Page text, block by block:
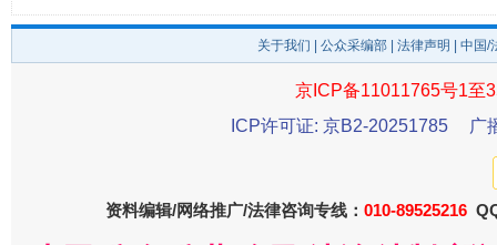
关于我们 公众采编部 法律声明 | 中国
京ICP备11011765号1至
ICP许可证: 京B2-20251785
广
资料编辑/网络推广/法律咨询专线： 010-89525216